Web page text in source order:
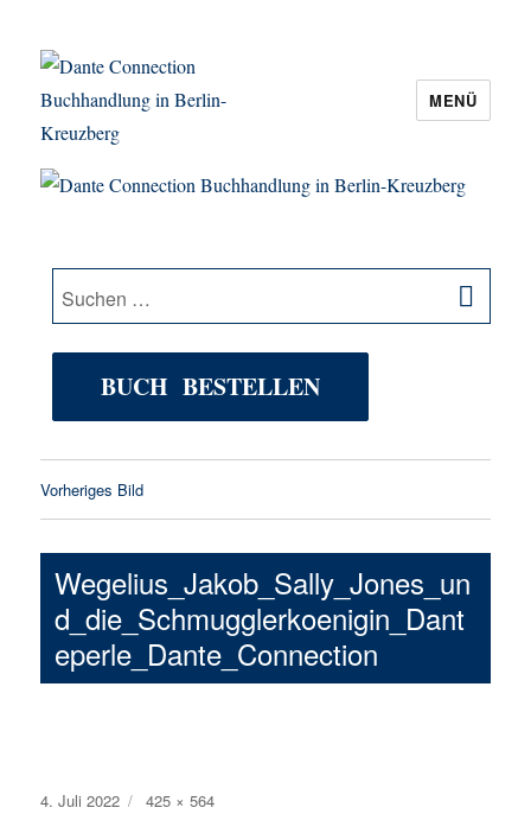
Dante Connection Buchhandlung in
MENÜ
Suche
nach:
BUCH BESTELLEN
Vorheriges Bild
Wegelius_Jakob_Sally_Jones_un
d_die_Schmugglerkoenigin_Dant
eperle_Dante_Connection
Veröffentlicht
4. Juli 2022
Volle
425 × 564